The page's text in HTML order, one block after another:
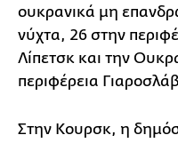
ουκρανικά μη
νύχτα, 26 στην
Λίπετσκ και την
περιφέρεια
Στην Κουρσκ, η